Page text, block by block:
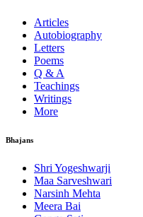
Articles
Autobiography
Letters
Poems
Q & A
Teachings
Writings
More
Bhajans
Shri Yogeshwarji
Maa Sarveshwari
Narsinh Mehta
Meera Bai